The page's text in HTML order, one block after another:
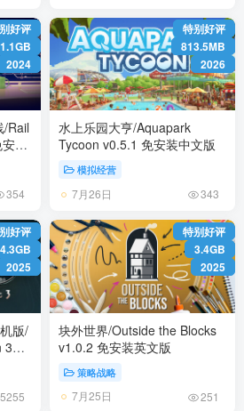
好评
1.1GB
2024
/Rail
354
特别好评
813.5MB
2026
水上乐园大亨/Aquapark
Tycoon v0.5.1 免安装中文版
模拟经营
7月26日 343
好评
2025
版/
3
5255
特别好评
3.4GB
2025
块外世界/Outside the Blocks
v1.0.2 免安装英文版
策略战略
7月25日 251